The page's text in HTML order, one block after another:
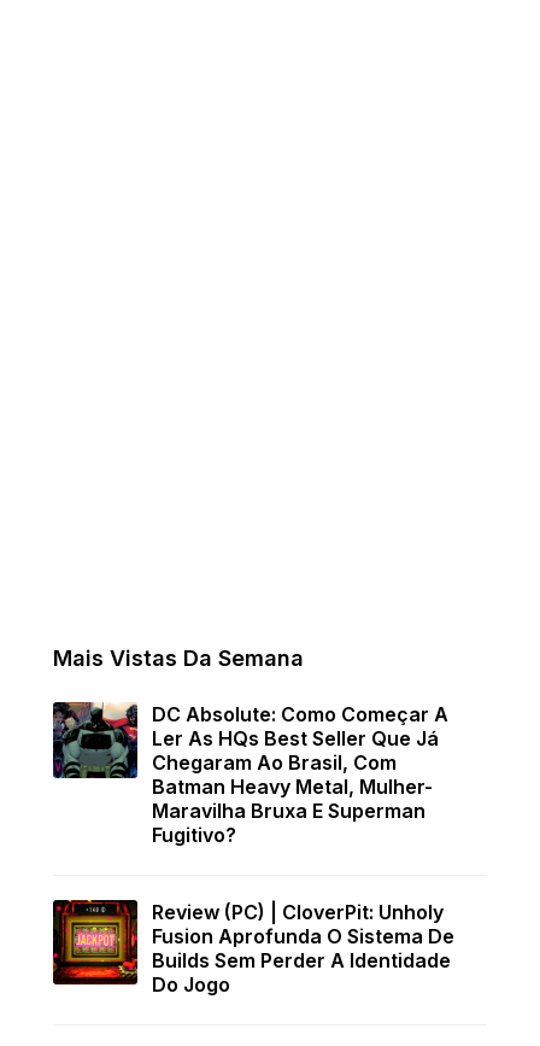
Mais Vistas Da Semana
DC Absolute: Como Começar A
Ler As HQs Best Seller Que Já
Chegaram Ao Brasil, Com
Batman Heavy Metal, Mulher-
Maravilha Bruxa E Superman
Fugitivo?
Review (PC) | CloverPit: Unholy
Fusion Aprofunda O Sistema De
Builds Sem Perder A Identidade
Do Jogo